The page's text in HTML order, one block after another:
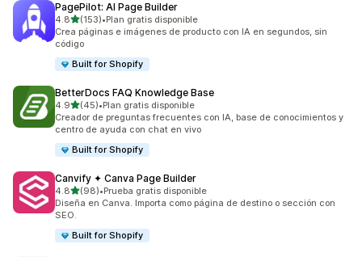
PagePilot: AI Page Builder
4.8de 5 estrellas
(153)
153 reseñas en total
•Plan gratis disponible
Crea páginas e imágenes de producto con IA en segundos, sin
código
Built for Shopify
BetterDocs FAQ Knowledge Base
4.9de 5 estrellas
(45)
45 reseñas en total
•Plan gratis disponible
Creador de preguntas frecuentes con IA, base de conocimientos y
centro de ayuda con chat en vivo
Built for Shopify
Canvify ✦ Canva Page Builder
4.8de 5 estrellas
(98)
98 reseñas en total
•Prueba gratis disponible
Diseña en Canva. Importa como página de destino o sección con
SEO.
Built for Shopify